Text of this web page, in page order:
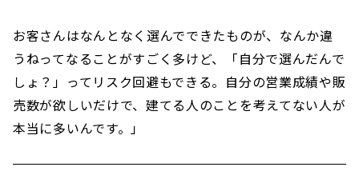
お客さんはなんとなく選んでできたものが、なんか違
うねってなることがすごく多けど、「自分で選んだんで
しょ？」ってリスク回避もできる。自分の営業成績や販
売数が欲しいだけで、建てる人のことを考えてない人が
本当に多いんです。」